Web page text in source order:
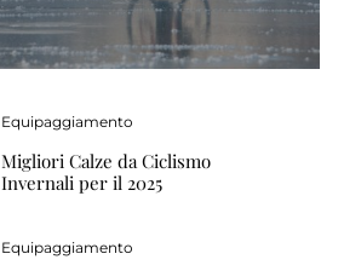
Equipaggiamento
Migliori Calze da Ciclismo
Invernali per il 2025
Equipaggiamento